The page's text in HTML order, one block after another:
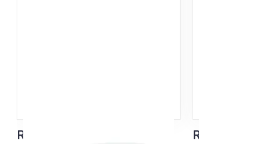
RCX Fluoripulveri
RCX Grafiitti